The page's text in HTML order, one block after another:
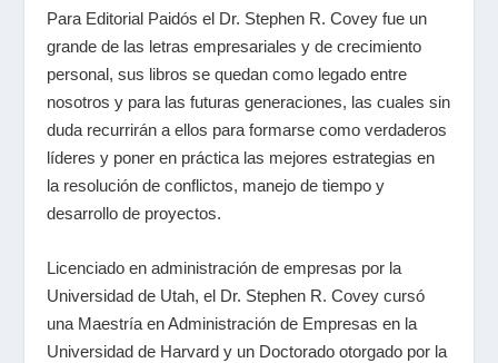
Para Editorial Paidós el Dr. Stephen R. Covey fue un
grande de las letras empresariales y de crecimiento
personal, sus libros se quedan como legado entre
nosotros y para las futuras generaciones, las cuales sin
duda recurrirán a ellos para formarse como verdaderos
líderes y poner en práctica las mejores estrategias en
la resolución de conflictos, manejo de tiempo y
desarrollo de proyectos.
Licenciado en administración de empresas por la
Universidad de Utah, el Dr. Stephen R. Covey cursó
una Maestría en Administración de Empresas en la
Universidad de Harvard y un Doctorado otorgado por la